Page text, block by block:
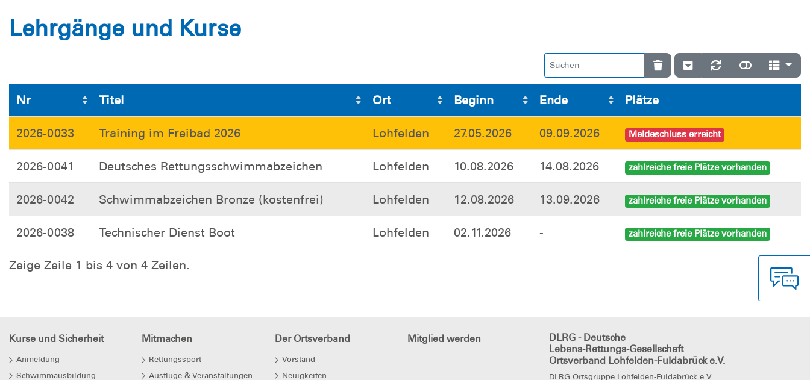
Lehrgänge und Kurse
Nr Titel Ort Beginn Ende Plätze
2026-0033 Training im Freibad 2026 Lohfelden 27.05.2026 09.09.2026 Meldeschluss erreicht
2026-0041 Deutsches Rettungsschwimmabzeichen Lohfelden 10.08.2026 14.08.2026 zahlreiche freie Plätze vorhanden
2026-0042 Schwimmabzeichen Bronze (kostenfrei) Lohfelden 12.08.2026 13.09.2026 zahlreiche freie Plätze vorhanden
2026-0038 Technischer Dienst Boot Lohfelden 02.11.2026 - zahlreiche freie Plätze vorhanden
Zeige Zeile 1 bis 4 von 4 Zeilen.
Kurse und Sicherheit
Anmeldung
Schwimmausbildung
Mitmachen
Rettungssport
Ausflüge & Veranstaltungen
Der Ortsverband
Vorstand
Neuigkeiten
Mitglied werden
DLRG - Deutsche
Lebens-Rettungs-Gesellschaft
Ortsverband Lohfelden-Fuldabrück e.V.
DLRG Ortsgruppe Lohfelden-Fuldabrück e.V.